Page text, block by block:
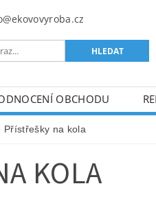
OBCHODU
Přístřešky na kola
KOLA